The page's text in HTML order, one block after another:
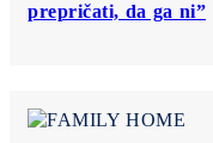
prepričati, da ga ni”